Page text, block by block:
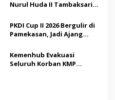
Nurul Huda II Tambaksari
Demokrasi bagi Siswa
PKDI Cup II 2026 Bergulir di
Pamekasan, Jadi Ajang
Madura
Kemenhub Evakuasi
Seluruh Korban KMP